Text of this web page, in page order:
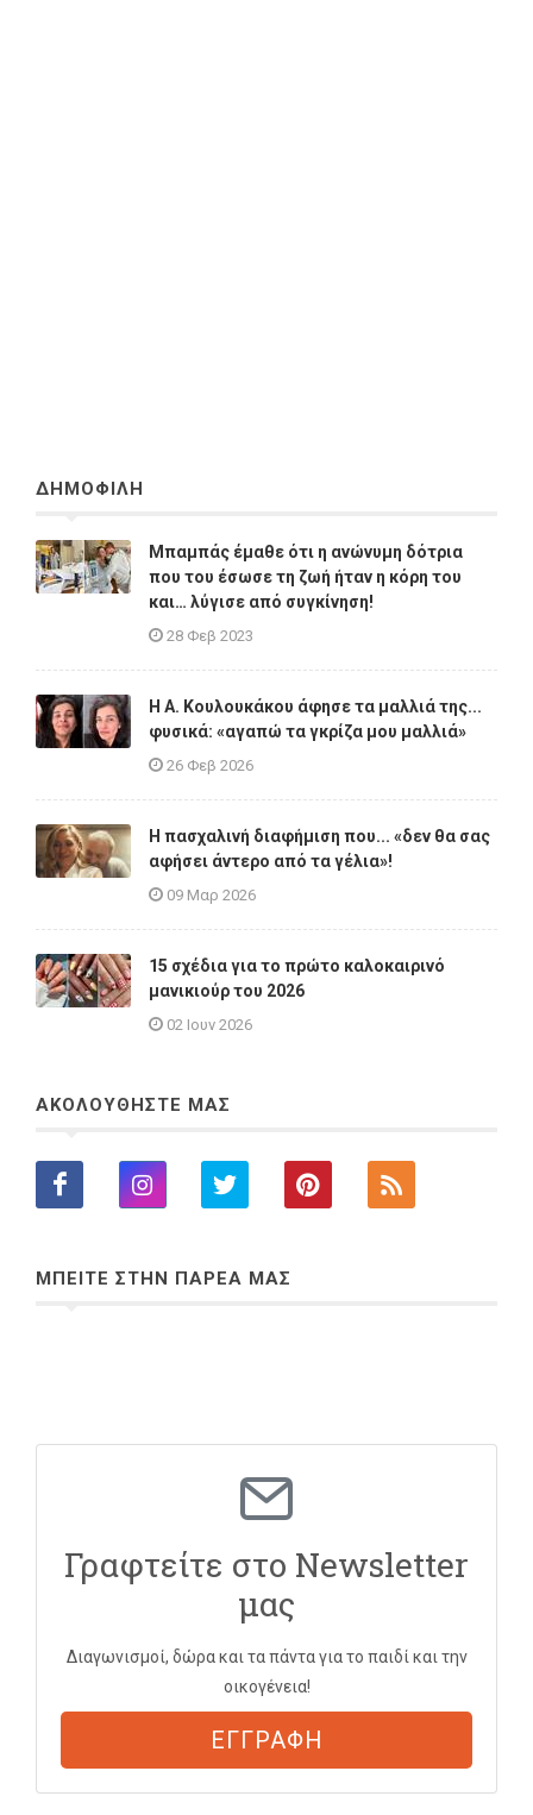
ΔΗΜΟΦΙΛΗ
Μπαμπάς έμαθε ότι η ανώνυμη δότρια
που του έσωσε τη ζωή ήταν η κόρη του
και… λύγισε από συγκίνηση!
28 Φεβ 2023
Η A. Κουλουκάκου άφησε τα μαλλιά της...
φυσικά: «αγαπώ τα γκρίζα μου μαλλιά»
26 Φεβ 2026
Η πασχαλινή διαφήμιση που... «δεν θα σας
αφήσει άντερο από τα γέλια»!
09 Μαρ 2026
15 σχέδια για το πρώτο καλοκαιρινό
μανικιούρ του 2026
02 Ιουν 2026
ΑΚΟΛΟΥΘΗΣΤΕ ΜΑΣ
ΜΠΕΙΤΕ ΣΤΗΝ ΠΑΡΕΑ ΜΑΣ
Γραφτείτε στο Newsletter
μας
Διαγωνισμοί, δώρα και τα πάντα για το παιδί και την
οικογένεια!
ΕΓΓΡΑΦΗ